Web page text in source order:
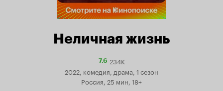
Неличная жизнь
7.6Рейтинг
Кинопоиска
7.6
234K
2022, комедия, драма, 1 сезон
Россия, 25 мин, 18+